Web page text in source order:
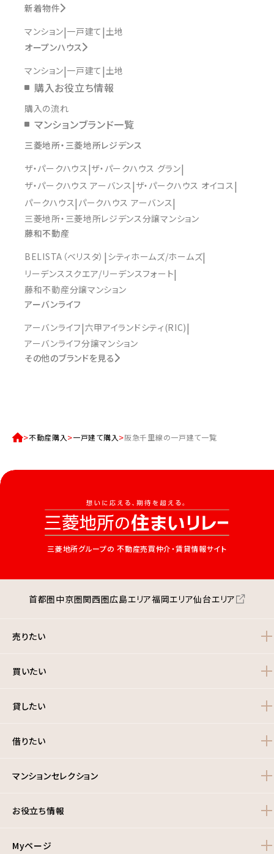
新着物件
マンション 一戸建て 土地
オープンハウス
マンション 一戸建て 土地
購入お役立ち情報
購入の流れ
マンションブランド一覧
三菱地所・三菱地所レジデンス
ザ・パークハウス ザ・パークハウス グラン
ザ・パークハウス アーバンス ザ・パークハウス オイコス
パークハウス パークハウス アーバンス
三菱地所・三菱地所レジデンス分譲マンション
藤和不動産
BELISTA（ベリスタ） シティホームズ/ホームズ
リーデンススクエア/リーデンスフォート
藤和不動産分譲マンション
アーバンライフ
アーバンライフ 六甲アイランドシティ(RIC)
アーバンライフ分譲マンション
その他のブランドを見る
不動産購入 一戸建て購入 阪急千里線の一戸建て一覧
三菱地所グループの 不動産売買仲介・賃貸情報サイト
首都圏中京圏関西圏広島エリア福岡エリア仙台エリア
売りたい
買いたい
貸したい
借りたい
マンションセレクション
お役立ち情報
Myページ